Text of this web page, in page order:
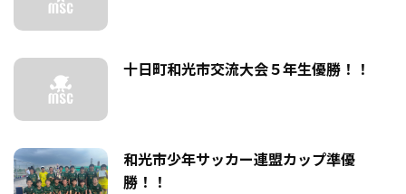
十日町和光市交流大会５年生優勝！！
和光市少年サッカー連盟カップ準優
勝！！